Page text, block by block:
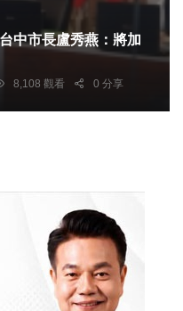
8,108 觀看 0 分享